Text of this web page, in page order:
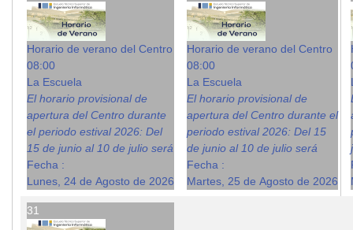
Horario de verano del Centro
08:00
La Escuela
El horario provisional de
apertura del Centro durante
el periodo estival 2026: Del
15 de junio al 10 de julio será
Fecha :
Lunes, 24 de Agosto de 2026
Horario de verano del Centro
08:00
La Escuela
El horario provisional de
apertura del Centro durante el
periodo estival 2026: Del 15
de junio al 10 de julio será
Fecha :
Martes, 25 de Agosto de 2026
31